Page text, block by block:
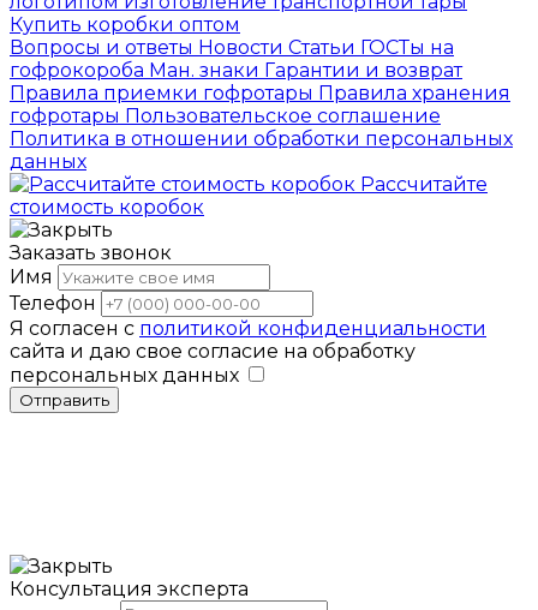
Купить коробки оптом
Вопросы и ответы Новости Статьи ГОСТы на
гофрокороба Ман. знаки Гарантии и возврат
Правила приемки гофротары Правила хранения
гофротары Пользовательское соглашение
Политика в отношении обработки персональных
данных
Рассчитайте
стоимость коробок
Заказать звонок
Имя
Телефон
Я согласен с политикой конфиденциальности
сайта и даю свое согласие на обработку
персональных данных
Отправить
Консультация эксперта